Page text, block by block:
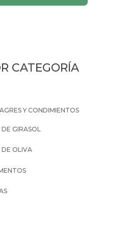
CATEGORÍA
Y CONDIMIENTOS
GIRASOL
DE OLIVA